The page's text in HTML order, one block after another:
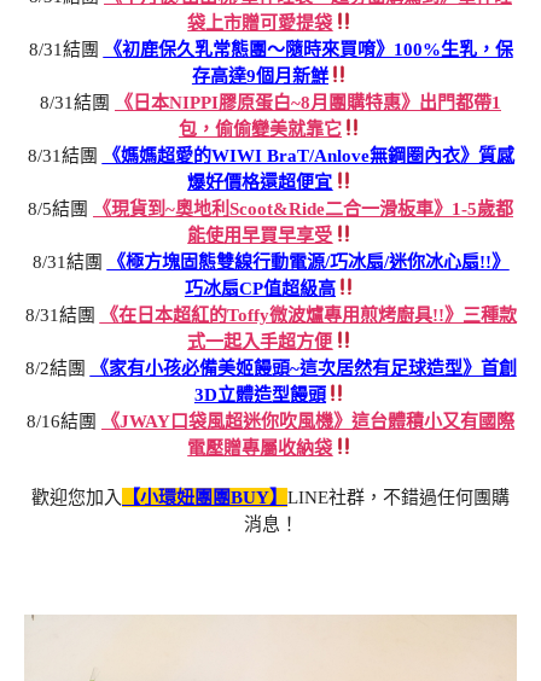
袋上市贈可愛提袋
8/31結團
《初鹿保久乳常態團～隨時來買唷》100%生乳，保
存高達9個月新鮮
8/31結團
《日本NIPPI膠原蛋白~8月團購特惠》出門都帶1
包，偷偷變美就靠它
8/31結團
《媽媽超愛的WIWI BraT/Anlove無鋼圈內衣》質感
爆好價格還超便宜
8/5結團
《現貨到~奧地利Scoot&Ride二合一滑板車》1-5歲都
能使用早買早享受
8/31結團
《極方塊固態雙線行動電源/巧冰扇/迷你冰心扇!!》
巧冰扇CP值超級高
8/31結團
《在日本超紅的Toffy微波爐專用煎烤廚具!!》三種款
式一起入手超方便
8/2結團
《家有小孩必備美姬饅頭~這次居然有足球造型》首創
3D立體造型饅頭
8/16結團
《JWAY口袋風超迷你吹風機》這台體積小又有國際
電壓贈專屬收納袋
歡迎您加入 【小環妞團團BUY】 LINE社群，不錯過任何團購
消息！